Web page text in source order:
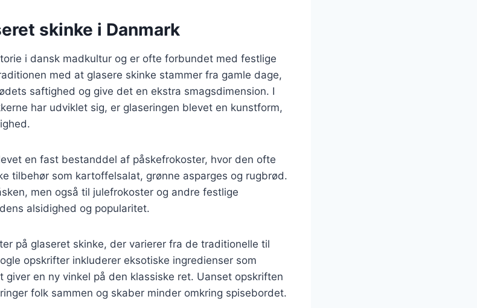
skinke i Danmark
i dansk madkultur og er ofte forbundet med festlige
med at glasere skinke stammer fra gamle dage,
saftighed og give det en ekstra smagsdimension. I
har udviklet sig, er glaseringen blevet en kunstform,
en fast bestanddel af påskefrokoster, hvor den ofte
tilbehør som kartoffelsalat, grønne asparges og rugbrød.
men også til julefrokoster og andre festlige
alsidighed og popularitet.
på glaseret skinke, der varierer fra de traditionelle til
opskrifter inkluderer eksotiske ingredienser som
en ny vinkel på den klassiske ret. Uanset opskriften
folk sammen og skaber minder omkring spisebordet.